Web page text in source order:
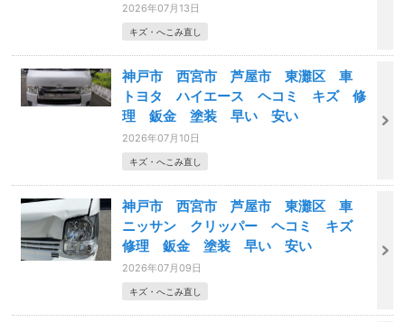
2026年07月13日
キズ・へこみ直し
神戸市 西宮市 芦屋市 東灘区 車
トヨタ ハイエース ヘコミ キズ 修
理 鈑金 塗装 早い 安い
2026年07月10日
キズ・へこみ直し
神戸市 西宮市 芦屋市 東灘区 車
ニッサン クリッパー ヘコミ キズ
修理 鈑金 塗装 早い 安い
2026年07月09日
キズ・へこみ直し